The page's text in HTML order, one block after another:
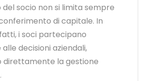
del socio non si limita sempre
di capitale. In
i soci partecipano
decisioni aziendali,
direttamente la gestione